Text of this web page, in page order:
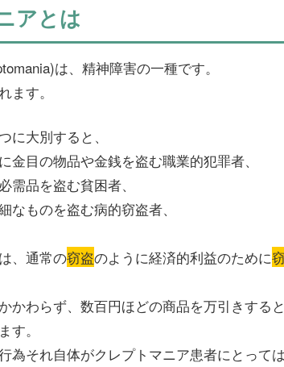
アとは
は、精神障害の一種です。
ます。
に大別すると、
目の物品や金銭を盗む職業的犯罪者、
品を盗む貧困者、
ものを盗む病的窃盗者、
、通常の窃盗のように経済的利益のために
かわらず、数百円ほどの商品を万引きする
す。
為それ自体がクレプトマニア患者にとって